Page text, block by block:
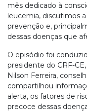
mês dedicado à
leucemia, discutimos
prevenção e,
dessas doenças que
O episódio foi
presidente do CRF-
Nilson Ferreira,
compartilhou
alerta, os fatores de
precoce dessas